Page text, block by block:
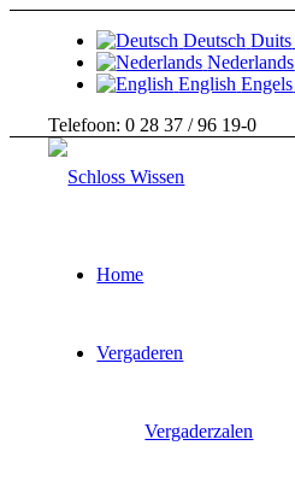
Deutsch Duits
Nederlands
English Engels
Telefoon: 0 28 37 / 96 19-0
Home
Vergaderen
Vergaderzalen